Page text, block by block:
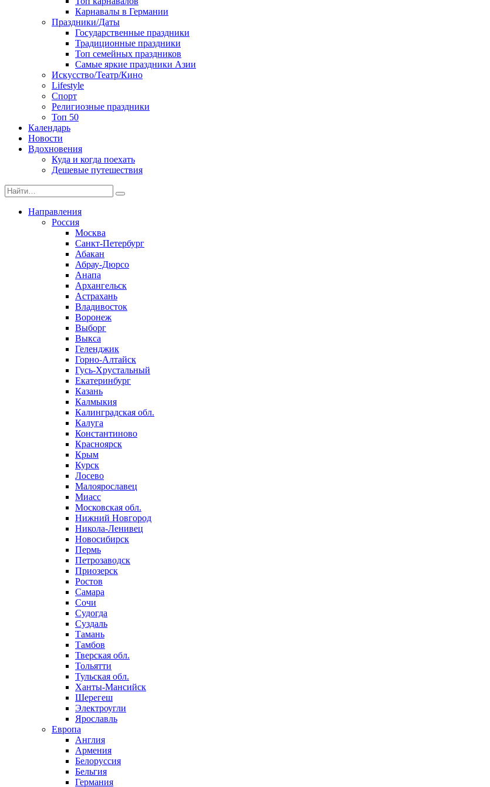
Карнавалы в Германии
Праздники/Даты
Государственные праздники
Традиционные праздники
Топ семейных праздников
Самые яркие праздники Азии
Искусство/Театр/Кино
Lifestyle
Спорт
Религиозные праздники
Топ 50
Календарь
Новости
Вдохновения
Куда и когда поехать
Дешевые путешествия
Search
for:
Направления
Россия
Москва
Санкт-Петербург
Абакан
Абрау-Дюрсо
Анапа
Архангельск
Астрахань
Владивосток
Воронеж
Выборг
Выкса
Геленджик
Горно-Алтайск
Гусь-Хрустальный
Екатеринбург
Казань
Калмыкия
Калинградская обл.
Калуга
Константиново
Красноярск
Крым
Курск
Лосево
Малоярославец
Миасс
Московская обл.
Нижний Новгород
Никола-Ленивец
Новосибирск
Пермь
Петрозаводск
Приозерск
Ростов
Самара
Сочи
Судогда
Суздаль
Тамань
Тамбов
Тверская обл.
Тольятти
Тульская обл.
Ханты-Мансийск
Шерегеш
Электроугли
Ярославль
Европа
Англия
Армения
Белоруссия
Бельгия
Германия